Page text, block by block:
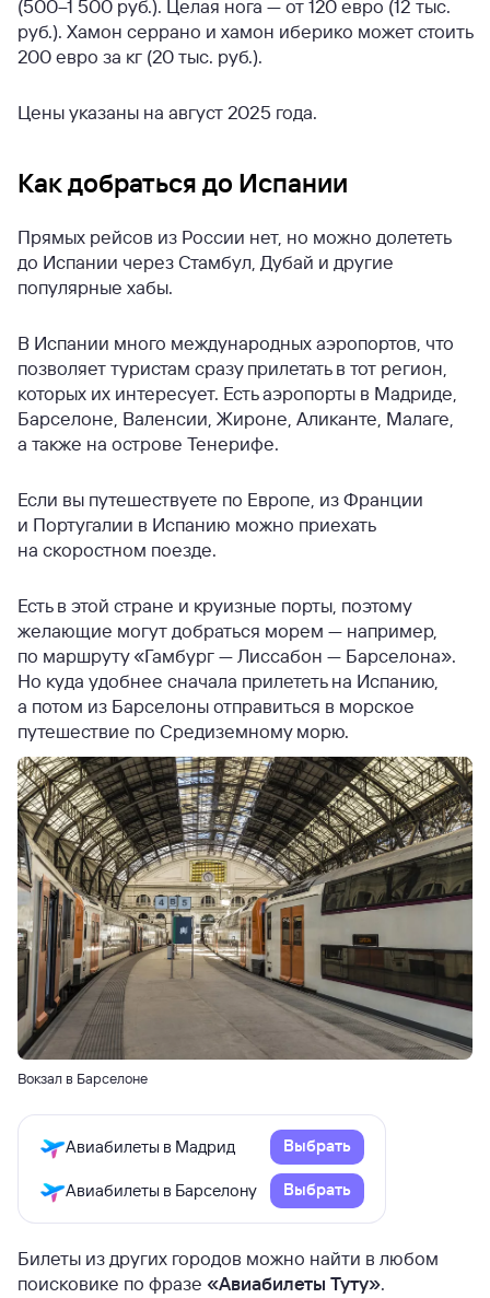
(500–1 500 руб.). Целая нога — от 120 евро (12 тыс.
руб.). Хамон серрано и хамон иберико может стоить
200 евро за кг (20 тыс. руб.).
Цены указаны на август 2025 года.
Как добраться до Испании
Прямых рейсов из России нет, но можно долететь
до Испании через Стамбул, Дубай и другие
популярные хабы.
В Испании много международных аэропортов, что
позволяет туристам сразу прилетать в тот регион,
которых их интересует. Есть аэропорты в Мадриде,
Барселоне, Валенсии, Жироне, Аликанте, Малаге,
а также на острове Тенерифе.
Если вы путешествуете по Европе, из Франции
и Португалии в Испанию можно приехать
на скоростном поезде.
Есть в этой стране и круизные порты, поэтому
желающие могут добраться морем — например,
по маршруту «Гамбург — Лиссабон — Барселона».
Но куда удобнее сначала прилететь на Испанию,
а потом из Барселоны отправиться в морское
путешествие по Средиземному морю.
Вокзал в Барселоне
Авиабилеты в Мадрид Выбрать
Авиабилеты в Барселону Выбрать
Билеты из других городов можно найти в любом
поисковике по фразе «Авиабилеты Туту».